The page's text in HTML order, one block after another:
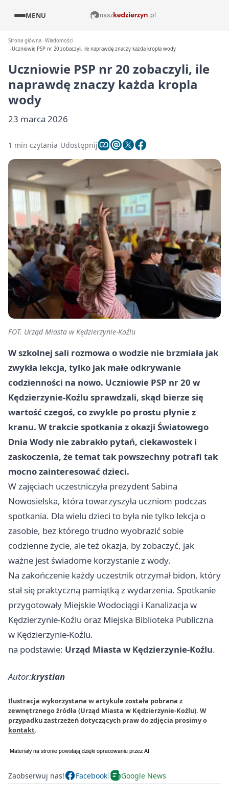
MENU
Strona główna Wiadomości
Uczniowie PSP nr 20 zobaczyli, ile naprawdę znaczy każda kropla wody
Uczniowie PSP nr 20 zobaczyli, ile
naprawdę znaczy każda kropla
wody
23 marca 2026
1 min czytania Udostępnij
FOT. Urząd Miasta w Kędzierzynie-Koźlu
W szkolnej sali rozmowa o wodzie nie brzmiała jak
zwykła lekcja, tylko jak małe odkrywanie
codzienności na nowo. Uczniowie PSP nr 20 w
Kędzierzynie-Koźlu sprawdzali, skąd bierze się
wartość czegoś, co zwykle po prostu płynie z
kranu. W trakcie spotkania z okazji Światowego
Dnia Wody nie zabrakło pytań, ciekawostek i
zaskoczenia, że temat tak powszechny potrafi tak
mocno zainteresować dzieci.
W zajęciach uczestniczyła prezydent Sabina
Nowosielska, która towarzyszyła uczniom podczas
spotkania. Dla wielu dzieci to była nie tylko lekcja o
zasobie, bez którego trudno wyobrazić sobie
codzienne życie, ale też okazja, by zobaczyć, jak
ważne jest świadome korzystanie z wody.
Na zakończenie każdy uczestnik otrzymał bidon, który
stał się praktyczną pamiątką z wydarzenia. Spotkanie
przygotowały Miejskie Wodociągi i Kanalizacja w
Kędzierzynie-Koźlu oraz Miejska Biblioteka Publiczna
w Kędzierzynie-Koźlu.
na podstawie: Urząd Miasta w Kędzierzynie-Koźlu.
Autor:krystian
Ilustracja wykorzystana w artykule została pobrana z
zewnętrznego źródła (Urząd Miasta w Kędzierzynie-Koźlu). W
przypadku zastrzeżeń dotyczących praw do zdjęcia prosimy o
kontakt.
Zaobserwuj nas! Facebook Google News